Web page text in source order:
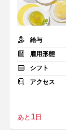
給与
雇用形態
シフト
アクセス
あと 1日